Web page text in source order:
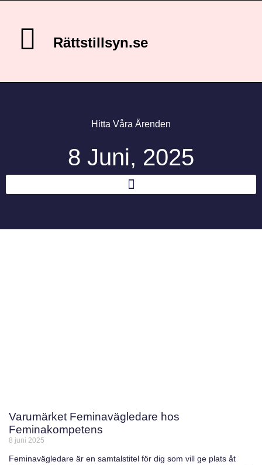
Rättstillsyn.se
Hitta Våra Ärenden
8 Juni, 2025
Varumärket Feminavägledare hos
Feminakompetens
8 juni 2025
Feminavägledare är en samtalstitel för dig som vill ge plats åt